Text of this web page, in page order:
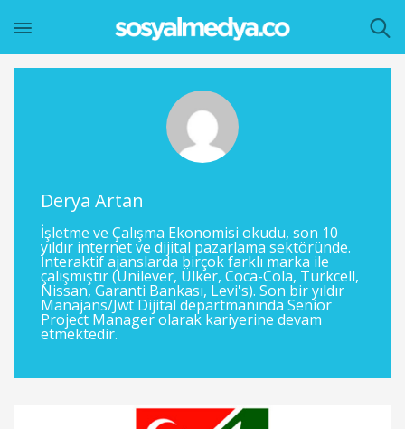
Derya Artan
İşletme ve Çalışma Ekonomisi okudu, son 10
yıldır internet ve dijital pazarlama sektöründe.
İnteraktif ajanslarda birçok farklı marka ile
çalışmıştır (Unilever, Ülker, Coca-Cola, Turkcell,
Nissan, Garanti Bankası, Levi's). Son bir yıldır
Manajans/Jwt Dijital departmanında Senior
Project Manager olarak kariyerine devam
etmektedir.